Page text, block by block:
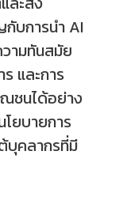
บการนำ AI
ามทันสมัย
และการ
ณชนได้อย่าง
ยบายการ
บุคลากรที่มี